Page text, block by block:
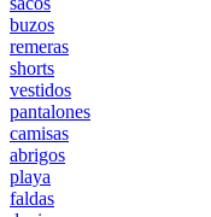
buzos
remeras
shorts
vestidos
pantalones
camisas
abrigos
playa
faldas